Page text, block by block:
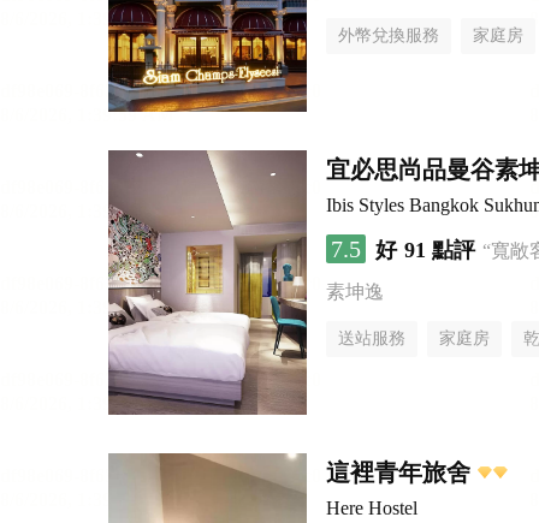
外幣兌換服務 家庭房
宜必思尚品曼谷素
Ibis Styles Bangkok
7.5 好 91 點評 “寬敞
素坤逸
送站服務 家庭房
這裡青年旅舍
Here Hostel